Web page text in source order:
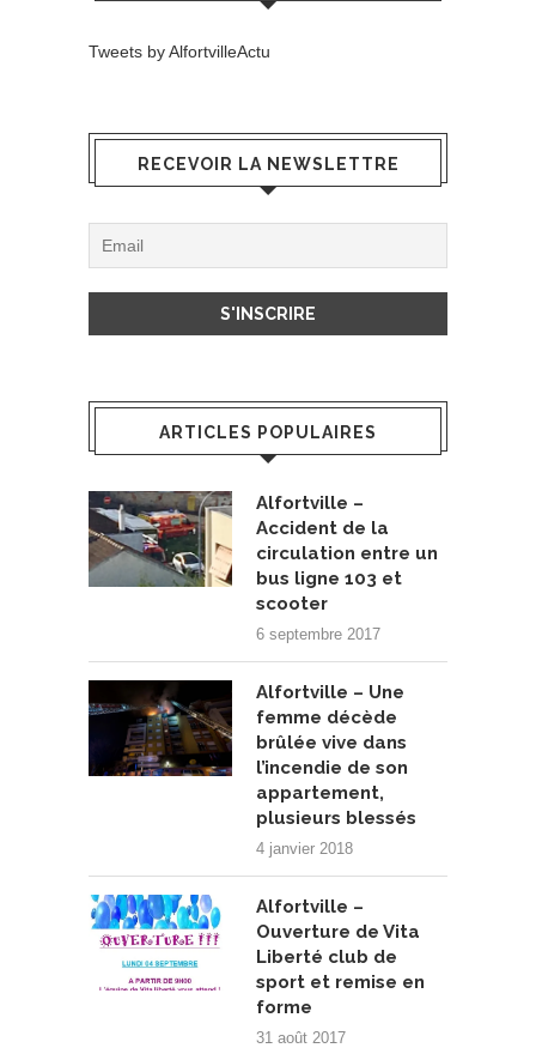
Tweets by AlfortvilleActu
RECEVOIR LA NEWSLETTRE
ARTICLES POPULAIRES
Alfortville –
Accident de la
circulation entre un
bus ligne 103 et
scooter
6 septembre 2017
Alfortville – Une
femme décède
brûlée vive dans
l’incendie de son
appartement,
plusieurs blessés
4 janvier 2018
Alfortville –
Ouverture de Vita
Liberté club de
sport et remise en
forme
31 août 2017